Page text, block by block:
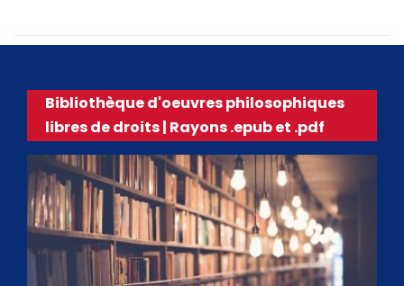
Bibliothèque d'oeuvres philosophiques
libres de droits | Rayons .epub et .pdf